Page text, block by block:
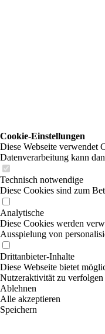
Cookie-Einstellungen
Diese Webseite verwendet
Datenverarbeitung kann
Technisch notwendige
Diese Cookies sind zum
Analytische
Diese Cookies werden
Ausspielung von
Drittanbieter-Inhalte
Diese Webseite bietet
Nutzeraktivität zu verfolgen
Ablehnen
Alle akzeptieren
Speichern